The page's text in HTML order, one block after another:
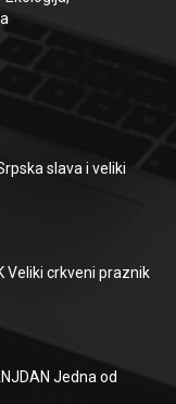
slava i veliki
Veliki crkveni praznik
Jedna od